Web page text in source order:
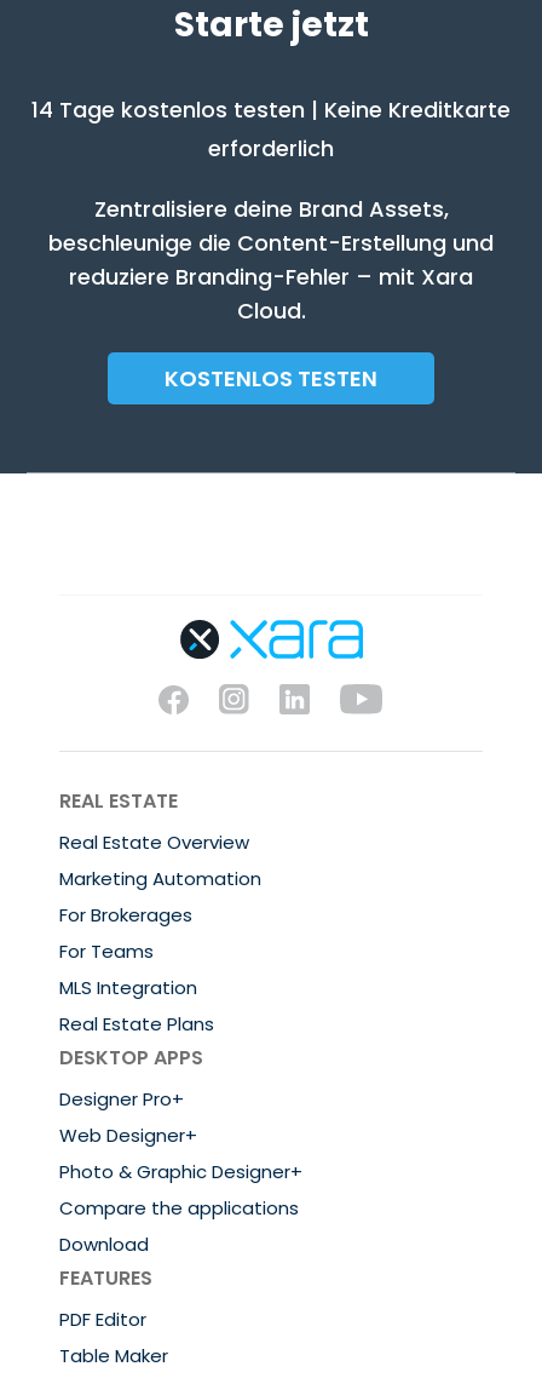
Starte jetzt
14 Tage kostenlos testen | Keine Kreditkarte
erforderlich
Zentralisiere deine Brand Assets,
beschleunige die Content-Erstellung und
reduziere Branding-Fehler – mit Xara
Cloud.
KOSTENLOS TESTEN
REAL ESTATE
Real Estate Overview
Marketing Automation
For Brokerages
For Teams
MLS Integration
Real Estate Plans
DESKTOP APPS
Designer Pro+
Web Designer+
Photo & Graphic Designer+
Compare the applications
Download
FEATURES
PDF Editor
Table Maker